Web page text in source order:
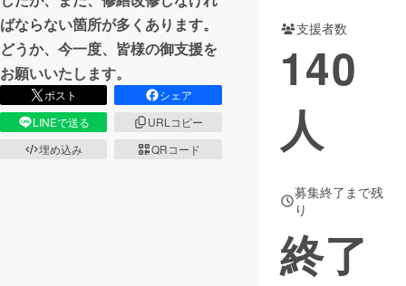
ばならない箇所が多くあります。
どうか、今一度、皆様の御支援を
お願いいたします。
ポスト
シェア
LINEで送る
URLコピー
埋め込み
QRコード
支援者数
140
人
募集終了まで残
り
終了